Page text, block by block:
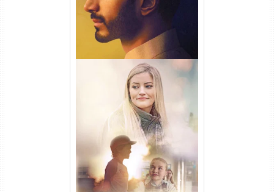
Uma Amizade para Recordar
Torrent (2025) WEB-DL 1080p
Dual Áudio